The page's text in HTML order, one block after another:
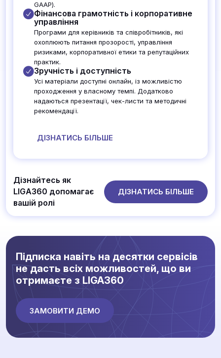
GAAP).
Фінансова грамотність і корпоративне
управління
Програми для керівників та співробітників, які
охоплюють питання прозорості, управління
ризиками, корпоративної етики та репутаційних
практик.
Зручність і доступність
Усі матеріали доступні онлайн, із можливістю
проходження у власному темпі. Додатково
надаються презентації, чек-листи та методичні
рекомендації.
ДІЗНАТИСЬ БІЛЬШЕ
Дізнайтесь як
LIGA360 допомагає
вашій ролі
ДІЗНАТИСЬ БІЛЬШЕ
Підписка навіть на десятки сервісів
не дасть всіх можливостей, що ви
отримаєте з LIGA360
ЗАМОВИТИ ДЕМО